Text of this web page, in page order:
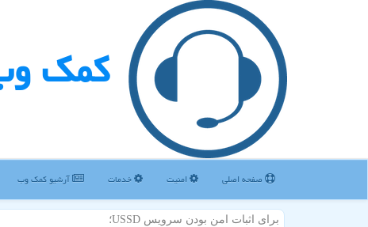
كمك
صفحه اصلی امنیت خدمات آرشیو كمك وب
برای اثبات امن بودن سرویس USSD؛